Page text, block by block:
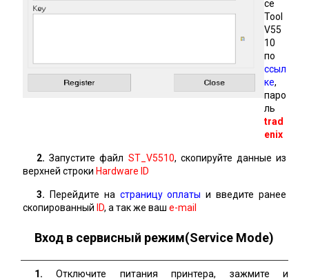
ce
Tool
V55
10
по
ссыл
ке,
паро
ль
trad
enix
2. Запустите файл ST_V5510, скопируйте данные из
верхней строки Hardware ID
3. Перейдите на страницу оплаты и введите ранее
скопированный ID, а так же ваш e-mail
Вход в сервисный режим(Service Mode)
1. Отключите питания принтера, зажмите и